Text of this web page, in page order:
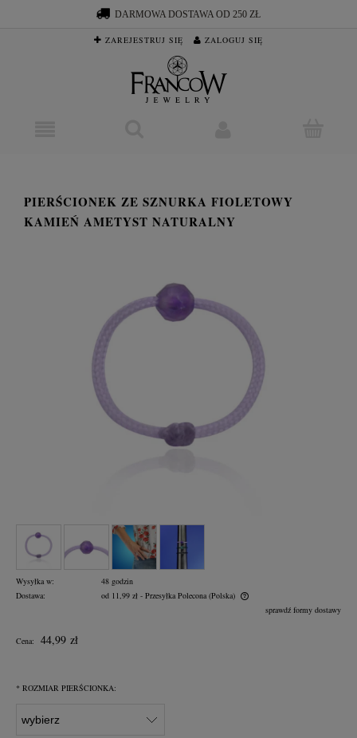
DARMOWA DOSTAWA OD 250 ZŁ
ZAREJESTRUJ SIĘ ZALOGUJ SIĘ
PIERŚCIONEK ZE SZNURKA FIOLETOWY
KAMIEŃ AMETYST NATURALNY
Wysyłka w:
48 godzin
Dostawa:
od 11,99 zł - Przesyłka Polecona (Polska)
sprawdź formy dostawy
Cena: 44,99 zł
* ROZMIAR PIERŚCIONKA: